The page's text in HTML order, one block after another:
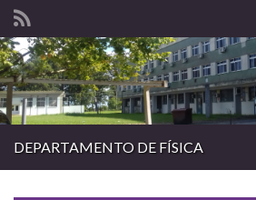
Search for:
DEPARTAMENTO DE FÍSICA